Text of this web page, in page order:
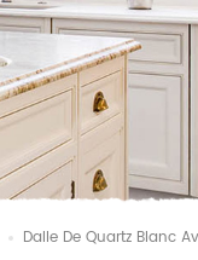
Dalle De Quartz Blanc